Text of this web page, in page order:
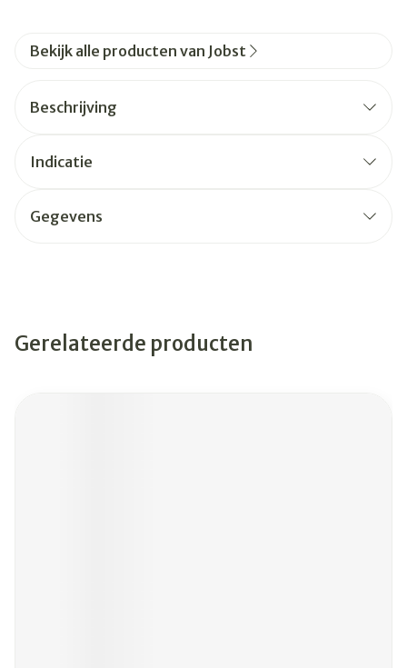
Bekijk alle producten van Jobst
Beschrijving
Indicatie
Gegevens
Gerelateerde producten